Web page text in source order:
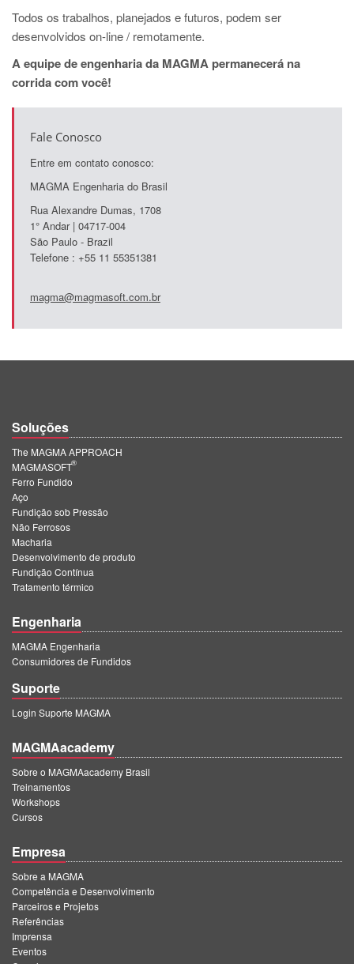
Todos os trabalhos, planejados e futuros, podem ser
desenvolvidos on-line / remotamente.
A equipe de engenharia da MAGMA permanecerá na
corrida com você!
Fale Conosco
Entre em contato conosco:
MAGMA Engenharia do Brasil
Rua Alexandre Dumas, 1708
1° Andar | 04717-004
São Paulo - Brazil
Telefone : +55 11 55351381
magma@magmasoft.com.br
Soluções
The MAGMA APPROACH
MAGMASOFT
®
Ferro Fundido
Aço
Fundição sob Pressão
Não Ferrosos
Macharia
Desenvolvimento de produto
Fundição Contínua
Tratamento térmico
Engenharia
MAGMA Engenharia
Consumidores de Fundidos
Suporte
Login Suporte MAGMA
MAGMAacademy
Sobre o MAGMAacademy Brasil
Treinamentos
Workshops
Cursos
Empresa
Sobre a MAGMA
Competência e Desenvolvimento
Parceiros e Projetos
Referências
Imprensa
Eventos